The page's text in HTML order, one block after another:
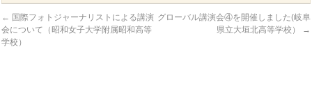
← 国際フォトジャーナリストによる講演
会について（昭和女子大学附属昭和高等
学校）
グローバル講演会④を開催しました(岐阜
県立大垣北高等学校）
→